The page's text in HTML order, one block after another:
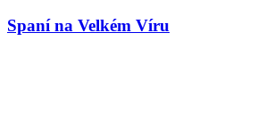
Spaní na Velkém Víru